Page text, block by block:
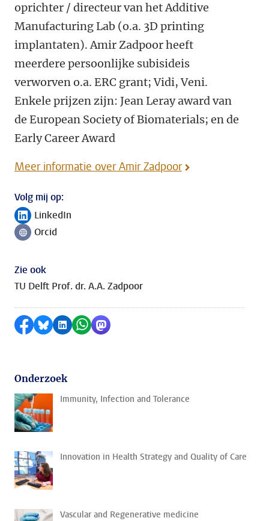
oprichter / directeur van het Additive
Manufacturing Lab (o.a. 3D printing
implantaten). Amir Zadpoor heeft
meerdere persoonlijke subisideis
verworven o.a. ERC grant; Vidi, Veni.
Enkele prijzen zijn: Jean Leray award van
de European Society of Biomaterials; en de
Early Career Award
Meer informatie over Amir Zadpoor
Volg mij op:
Volg ons op
LinkedIn
Volg ons op
Orcid
Zie ook
TU Delft Prof. dr. A.A. Zadpoor
Delen op Facebook
Delen via Bluesky
Delen op LinkedIn
Delen via WhatsApp
Delen via Mastodon
Onderzoek
Immunity, Infection and Tolerance
Innovation in Health Strategy and Quality of Care
Vascular and Regenerative medicine